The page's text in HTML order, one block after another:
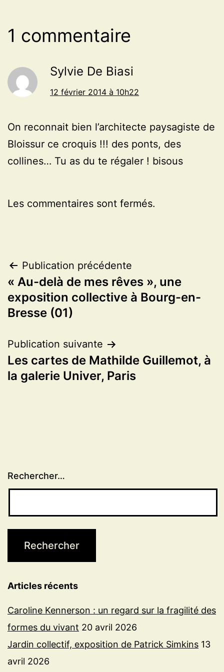
1 commentaire
Sylvie De Biasi
12 février 2014 à 10h22
On reconnait bien l’architecte paysagiste de
Bloissur ce croquis !!! des ponts, des
collines… Tu as du te régaler ! bisous
Les commentaires sont fermés.
Navigation
de
l’article
Publication précédente
« Au-delà de mes rêves », une
exposition collective à Bourg-en-
Bresse (01)
Publication suivante
Les cartes de Mathilde Guillemot, à
la galerie Univer, Paris
Rechercher…
Articles récents
Caroline Kennerson : un regard sur la fragilité des
formes du vivant 20 avril 2026
Jardin collectif, exposition de Patrick Simkins 13
avril 2026